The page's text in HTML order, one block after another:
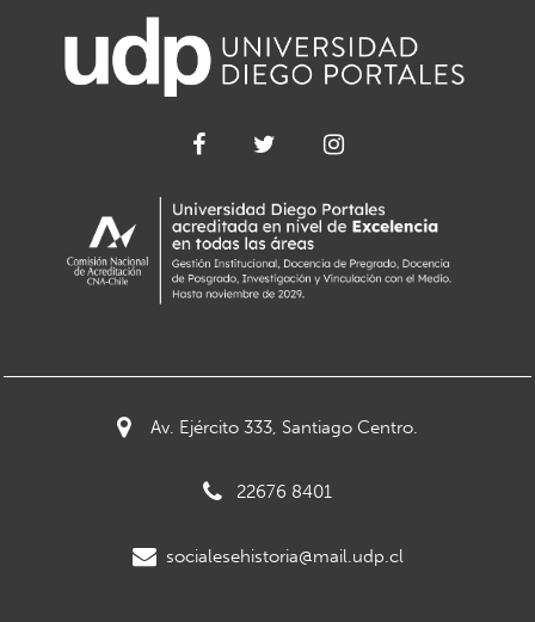
Av. Ejército 333, Santiago Centro.
22676 8401
socialesehistoria@mail.udp.cl